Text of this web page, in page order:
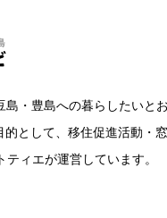
島・豊島への暮らしたいと
的として、移住促進活動・
ィエが運営しています。